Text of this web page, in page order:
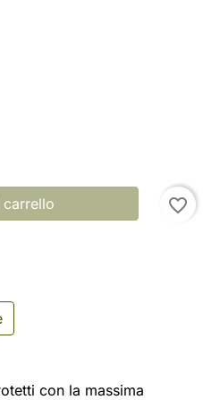
favorite_border
con la massima